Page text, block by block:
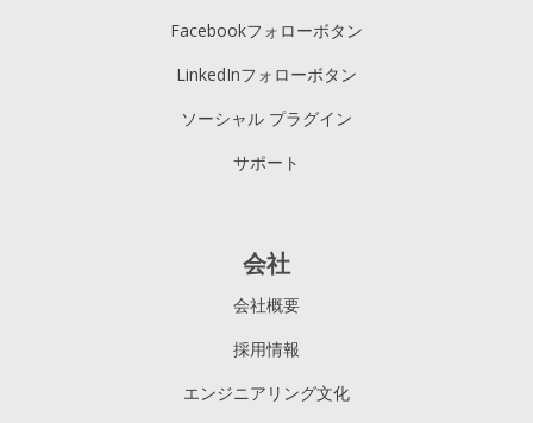
Facebookフォローボタン
LinkedInフォローボタン
ソーシャル プラグイン
サポート
会社
会社概要
採用情報
エンジニアリング文化